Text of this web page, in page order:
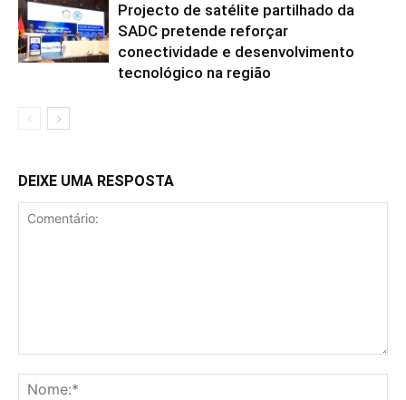
Projecto de satélite partilhado da
SADC pretende reforçar
conectividade e desenvolvimento
tecnológico na região
DEIXE UMA RESPOSTA